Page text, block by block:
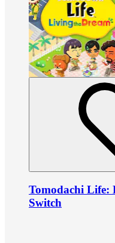
Tomodachi Life:
Switch